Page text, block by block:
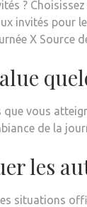
?
invités pour
X Source
vous
de la
les
situations